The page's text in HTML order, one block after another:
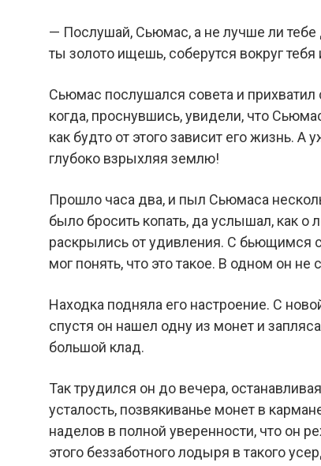
— Послушай, Сьюмас, а не лучше ли тебе
ты золото ищешь, соберутся вокруг тебя
Сьюмас послушался совета и
когда, проснувшись, увидели, что
как будто от этого зависит его жизнь.
глубоко взрыхляя землю!
Прошло часа два, и пыл Сьюмаса
было бросить копать, да услышал, как о
раскрылись от удивления. С бьющимся
мог понять, что это такое. В одном он
Находка подняла его настроение. С
спустя он нашел одну из монет и
большой клад.
Так трудился он до вечера,
усталость, позвякиванье монет в
наделов в полной уверенности, что он
этого беззаботного лодыря в такого